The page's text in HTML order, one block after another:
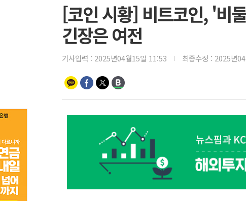
[코인 시황] 비트코인, '비
긴장은 여전
기사입력 : 2025년04월15일 11:53 최종수정 : 2025년